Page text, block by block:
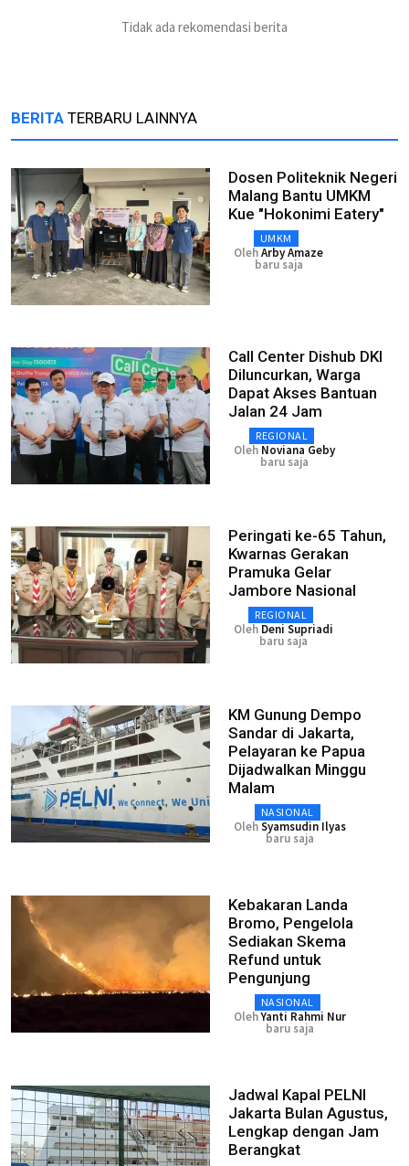
Tidak ada rekomendasi berita
BERITA TERBARU LAINNYA
Dosen Politeknik Negeri
Malang Bantu UMKM
Kue "Hokonimi Eatery"
UMKM
OlehArby Amaze
baru saja
Call Center Dishub DKI
Diluncurkan, Warga
Dapat Akses Bantuan
Jalan 24 Jam
REGIONAL
Oleh Noviana Geby
baru saja
Peringati ke-65 Tahun,
Kwarnas Gerakan
Pramuka Gelar
Jambore Nasional
REGIONAL
Oleh Deni Supriadi
baru saja
KM Gunung Dempo
Sandar di Jakarta,
Pelayaran ke Papua
Dijadwalkan Minggu
Malam
NASIONAL
OlehSyamsudin Ilyas
baru saja
Kebakaran Landa
Bromo, Pengelola
Sediakan Skema
Refund untuk
Pengunjung
NASIONAL
OlehYanti Rahmi Nur
baru saja
Jadwal Kapal PELNI
Jakarta Bulan Agustus,
Lengkap dengan Jam
Berangkat